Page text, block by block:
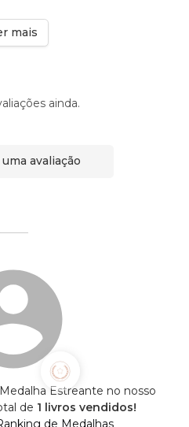
mais
ainda.
avaliação
Estreante no nosso
de 1 livros vendidos!
de Medalhas